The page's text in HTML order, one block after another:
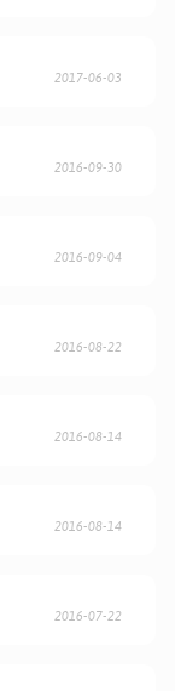
2017-06-03
2016-09-30
2016-09-04
2016-08-22
2016-08-14
2016-08-14
2016-07-22